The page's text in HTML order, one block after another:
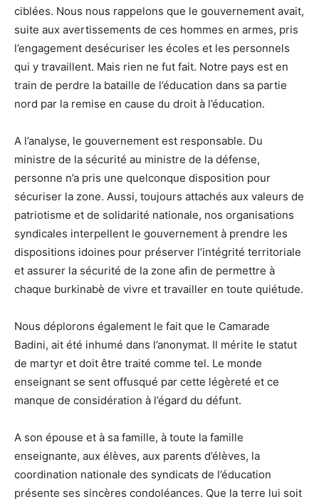
ciblées. Nous nous rappelons que le gouvernement avait,
suite aux avertissements de ces hommes en armes, pris
l’engagement desécuriser les écoles et les personnels
qui y travaillent. Mais rien ne fut fait. Notre pays est en
train de perdre la bataille de l’éducation dans sa partie
nord par la remise en cause du droit à l’éducation.
A l’analyse, le gouvernement est responsable. Du
ministre de la sécurité au ministre de la défense,
personne n’a pris une quelconque disposition pour
sécuriser la zone. Aussi, toujours attachés aux valeurs de
patriotisme et de solidarité nationale, nos organisations
syndicales interpellent le gouvernement à prendre les
dispositions idoines pour préserver l’intégrité territoriale
et assurer la sécurité de la zone afin de permettre à
chaque burkinabè de vivre et travailler en toute quiétude.
Nous déplorons également le fait que le Camarade
Badini, ait été inhumé dans l’anonymat. Il mérite le statut
de martyr et doit être traité comme tel. Le monde
enseignant se sent offusqué par cette légèreté et ce
manque de considération à l’égard du défunt.
A son épouse et à sa famille, à toute la famille
enseignante, aux élèves, aux parents d’élèves, la
coordination nationale des syndicats de l’éducation
présente ses sincères condoléances. Que la terre lui soit